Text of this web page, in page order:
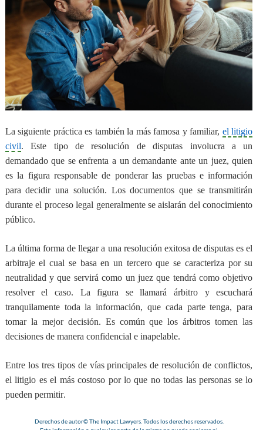
La siguiente práctica es también la más famosa y familiar, el litigio
civil.Este tipo de resolución de disputas involucra a un
demandado que se enfrenta a un demandante ante un juez, quien
es la figura responsable de ponderar las pruebas e información
para decidir una solución. Los documentos que se transmitirán
durante el proceso legal generalmente se aislarán del conocimiento
público.
La última forma de llegar a una resolución exitosa de disputas es el
arbitraje el cual se basa en un terceroque se caracteriza por su
neutralidad yque servirá como un juez que tendrá como objetivo
resolver el caso. La figura se llamará árbitro y escuchará
tranquilamente toda la información, que cada parte tenga, para
tomar la mejor decisión. Es común que los árbitros tomen las
decisiones de manera confidencial e inapelable.
Entre los tres tipos de vías principales de resolución de conflictos,
el litigio es el más costoso por lo que no todas las personas se lo
pueden permitir.
Derechos de autor© The Impact Lawyers. Todos los derechos reservados.